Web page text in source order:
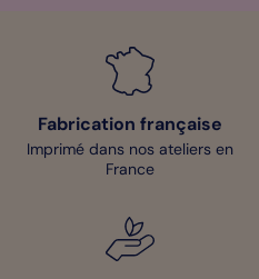
Fabrication française
Imprimé dans nos ateliers en
France